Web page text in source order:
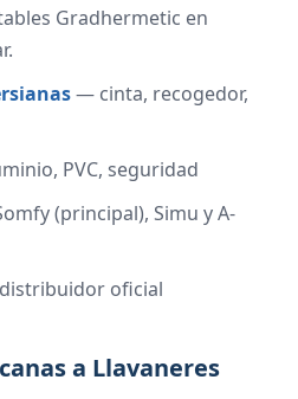
Gradhermetic en
— cinta, recogedor,
PVC, seguridad
(principal), Simu y A-
oficial
a Llavaneres